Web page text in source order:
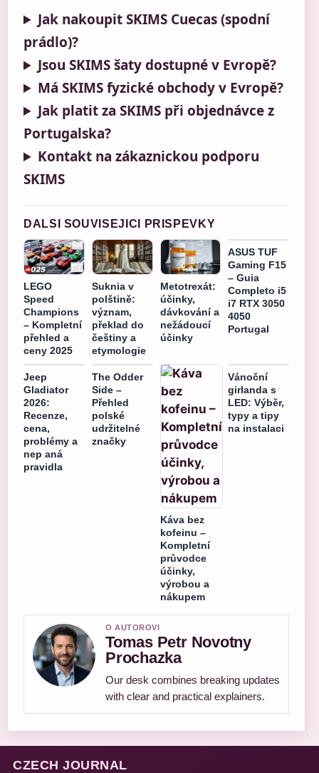
Jak nakoupit SKIMS Cuecas (spodní
prádlo)?
Jsou SKIMS šaty dostupné v Evropě?
Má SKIMS fyzické obchody v Evropě?
Jak platit za SKIMS při objednávce z
Portugalska?
Kontakt na zákaznickou podporu
SKIMS
DALSI SOUVISEJICI PRISPEVKY
LEGO
Speed
Champions
– Kompletní
přehled a
ceny 2025
Suknia v
polštině:
význam,
překlad do
češtiny a
etymologie
Metotrexát:
účinky,
dávkování a
nežádoucí
účinky
ASUS TUF
Gaming F15
– Guia
Completo i5
i7 RTX 3050
4050
Portugal
Jeep
Gladiator
2026:
Recenze,
cena,
problémy a
nep aná
pravidla
The Odder
Side –
Přehled
polské
udržitelné
značky
Káva bez
kofeinu –
Kompletní
průvodce
účinky,
výrobou a
nákupem
Vánoční
girlanda s
LED: Výběr,
typy a tipy
na instalaci
O AUTOROVI
Tomas Petr Novotny
Prochazka
Our desk combines breaking updates
with clear and practical explainers.
CZECH JOURNAL